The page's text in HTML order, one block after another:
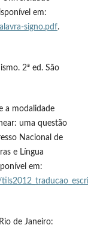
em:
signo.pdf.
2ª ed. São
a modalidade
uma questão
Nacional de
e Língua
em:
de Janeiro: